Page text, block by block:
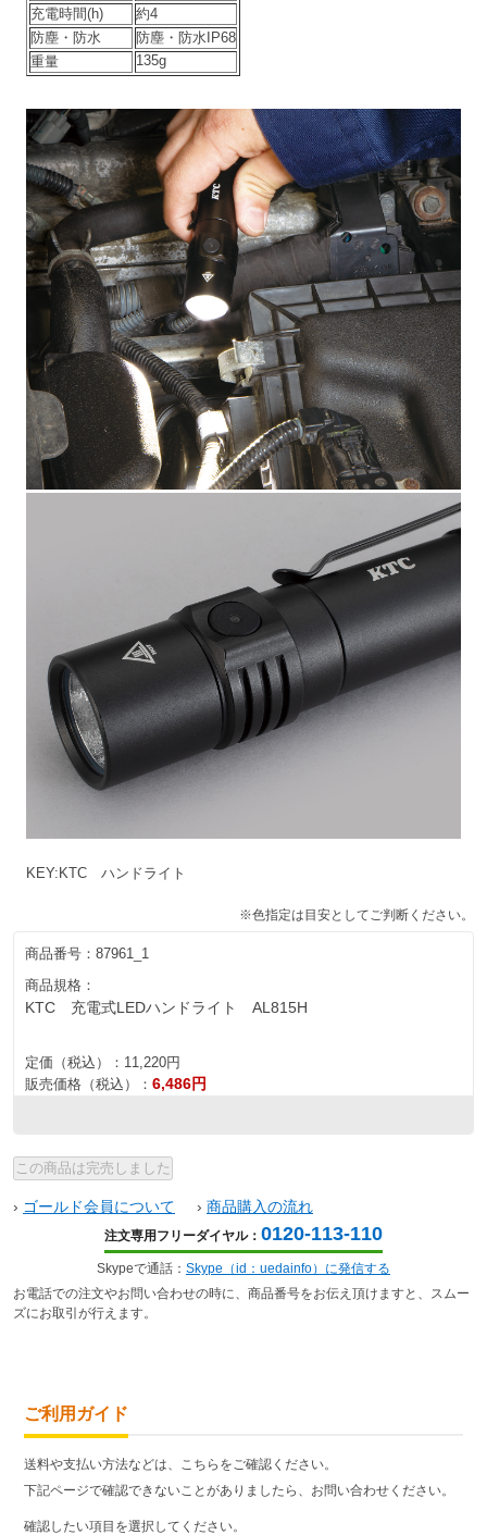
充電時間(h)
約4
防塵・防水
防塵・防水IP68
重量
135g
KEY:KTC ハンドライト
※色指定は目安としてご判断ください。
商品番号： 87961_1
商品規格：
KTC 充電式LEDハンドライト AL815H
定価（税込）： 11,220円
販売価格（税込）： 6,486円
› ゴールド会員について › 商品購入の流れ
注文専用フリーダイヤル： 0120-113-110
Skypeで通話： Skype（id：uedainfo）に発信する
お電話での注文やお問い合わせの時に、商品番号をお伝え頂けますと、スムー
ズにお取引が行えます。
ご利用ガイド
送料や支払い方法などは、こちらをご確認ください。
下記ページで確認できないことがありましたら、お問い合わせください。
確認したい項目を選択してください。